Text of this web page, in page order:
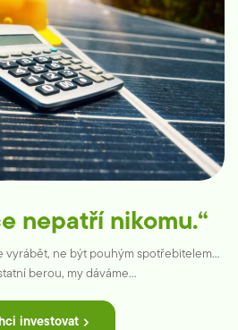
nepatří nikomu.“
vyrábět, ne býtpouhým spotřebitelem…
berou, my dáváme…
investovat